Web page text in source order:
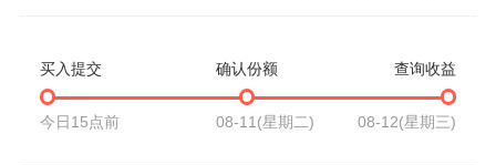
买入提交 确认份额 查询收益
今日15点前 08-11(星期二) 08-12(星期三)